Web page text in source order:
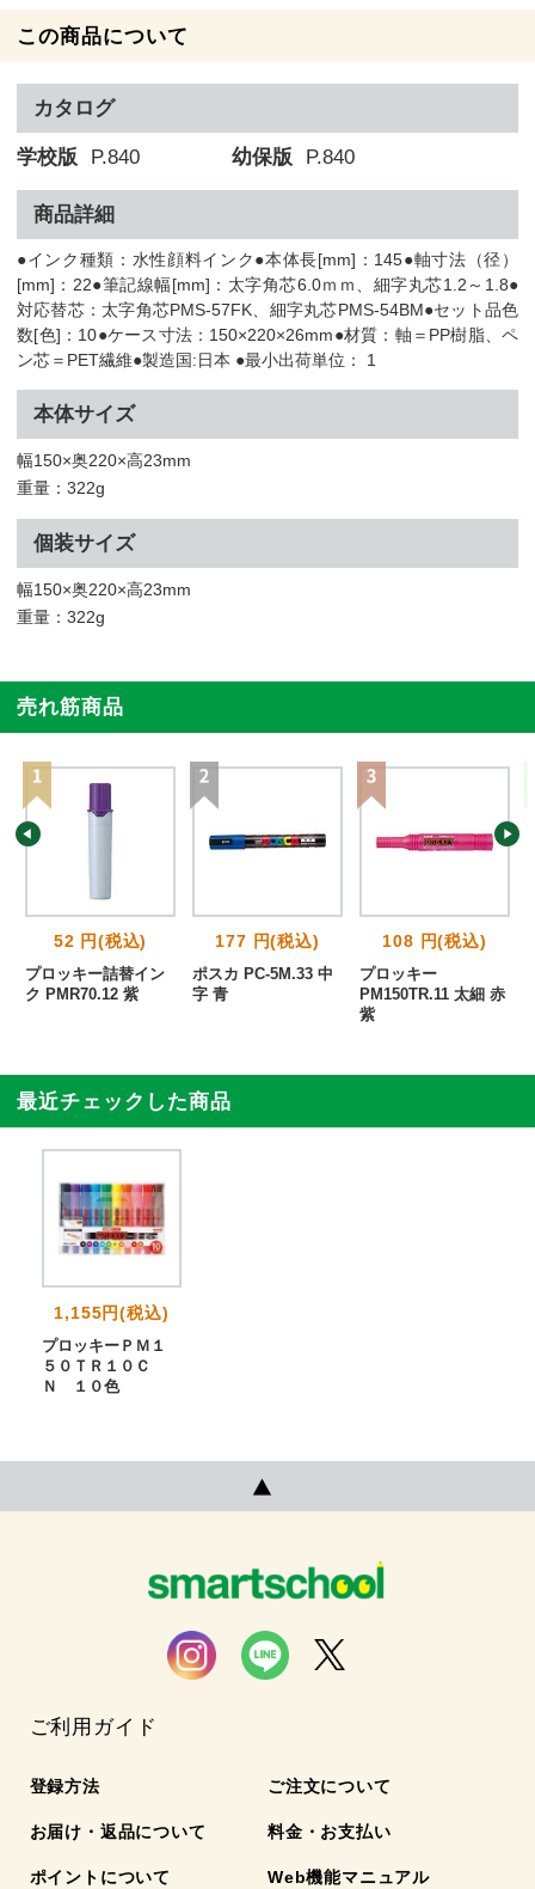
この商品について
カタログ
学校版 P.840 幼保版 P.840
商品詳細
●インク種類：水性顔料インク●本体長[mm]：145●軸寸法（径）
[mm]：22●筆記線幅[mm]：太字角芯6.0ｍｍ、細字丸芯1.2～1.8●
対応替芯：太字角芯PMS-57FK、細字丸芯PMS-54BM●セット品色
数[色]：10●ケース寸法：150×220×26mm●材質：軸＝PP樹脂、ペ
ン芯＝PET繊維●製造国:日本 ●最小出荷単位： 1
本体サイズ
幅150×奥220×高23mm
重量：322g
個装サイズ
幅150×奥220×高23mm
重量：322g
売れ筋商品
52 円(税込)
プロッキー詰替イン
ク PMR70.12 紫
177 円(税込)
ポスカ PC-5M.33 中
字 青
108 円(税込)
プロッキー
PM150TR.11 太細 赤
紫
最近チェックした商品
1,155円(税込)
プロッキーＰＭ１
５０ＴＲ１０Ｃ
Ｎ １０色
ご利用ガイド
登録方法 ご注文について
お届け・返品について 料金・お支払い
ポイントについて Web機能マニュアル